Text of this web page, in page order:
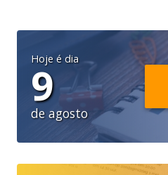
Hoje é dia
9
de agosto